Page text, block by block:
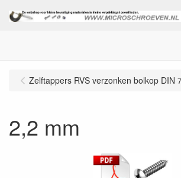
Zelftappers RVS verzonken bolkop DIN
2,2 mm